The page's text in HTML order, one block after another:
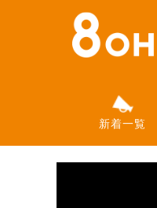
新着一覧